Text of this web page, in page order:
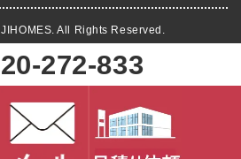
272-833
All Rights Reserved.